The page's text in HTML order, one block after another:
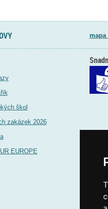
mapa
škol
zakázek 2026
EUROPE